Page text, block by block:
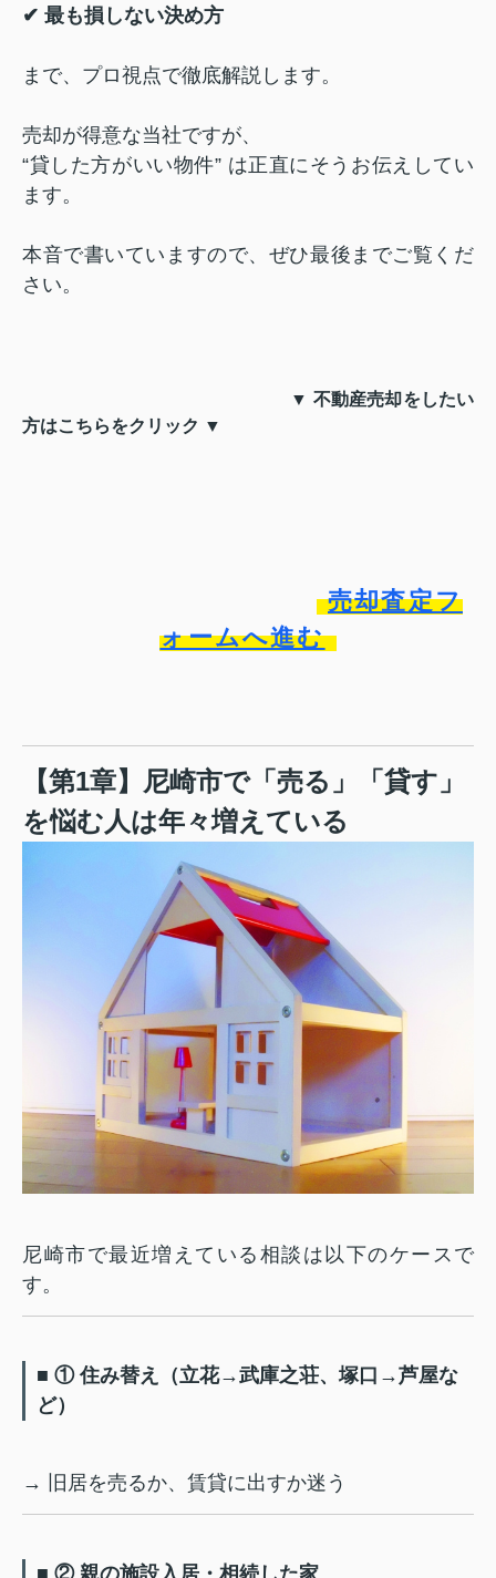
✔ 最も損しない決め方
まで、プロ視点で徹底解説します。
売却が得意な当社ですが、
“貸した方がいい物件” は正直にそうお伝えしてい
ます。
本音で書いていますので、ぜひ最後までご覧くだ
さい。
▼ 不動産売却をしたい
方はこちらをクリック ▼
売却査定フ
ォームへ進む
【第1章】尼崎市で「売る」「貸す」
を悩む人は年々増えている
尼崎市で最近増えている相談は以下のケースで
す。
■ ① 住み替え（立花→武庫之荘、塚口→芦屋な
ど）
→ 旧居を売るか、賃貸に出すか迷う
■ ② 親の施設入居・相続した家